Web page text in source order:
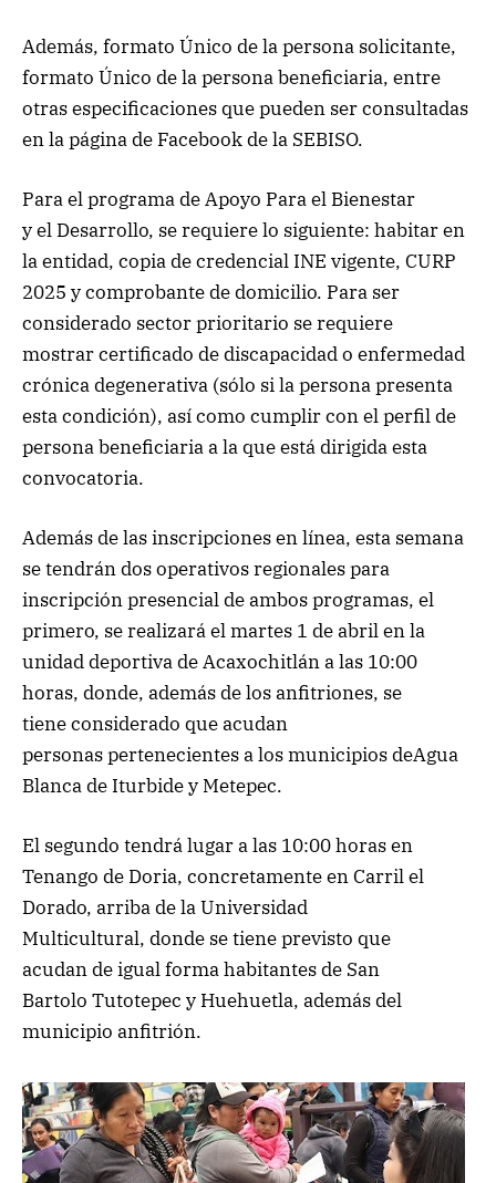
Además, formato Único de la persona solicitante,
formato Único de la persona beneficiaria, entre
otras especificaciones que pueden ser consultadas
en la página de Facebook de la SEBISO.
Para el programa de Apoyo Para el Bienestar
y el Desarrollo, se requiere lo siguiente: habitar en
la entidad, copia de credencial INE vigente, CURP
2025 y comprobante de domicilio. Para ser
considerado sector prioritario se requiere
mostrar certificado de discapacidad o enfermedad
crónica degenerativa (sólo si la persona presenta
esta condición), así como cumplir con el perfil de
persona beneficiaria a la que está dirigida esta
convocatoria.
Además de las inscripciones en línea, esta semana
se tendrán dos operativos regionales para
inscripción presencial de ambos programas, el
primero, se realizará el martes 1 de abril en la
unidad deportiva de Acaxochitlán a las 10:00
horas, donde, además de los anfitriones, se
tiene considerado que acudan
personas pertenecientes a los municipios deAgua
Blanca de Iturbide y Metepec.
El segundo tendrá lugar a las 10:00 horas en
Tenango de Doria, concretamente en Carril el
Dorado, arriba de la Universidad
Multicultural, donde se tiene previsto que
acudan de igual forma habitantes de San
Bartolo Tutotepec y Huehuetla, además del
municipio anfitrión.